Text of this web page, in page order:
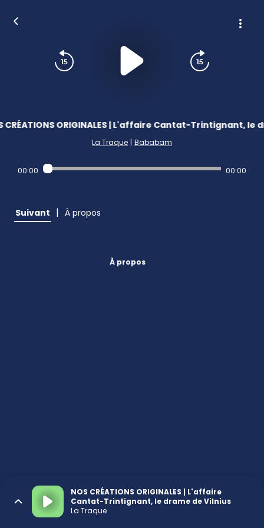
CRÉATIONS ORIGINALES | L'affaire Cantat-Trintignant, le
La Traque | Bababam
00:00 00:00
Suivant | À propos
À propos
NOS CRÉATIONS ORIGINALES | L'affaire
Cantat-Trintignant, le drame de Vilnius
La Traque